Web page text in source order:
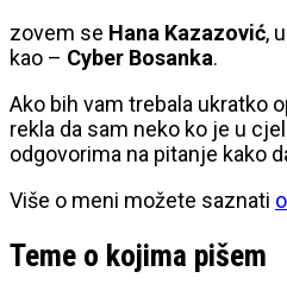
zovem se Hana Kazazović,
kao – Cyber Bosanka.
Ako bih vam trebala ukratko
rekla da sam neko ko je u
odgovorima na pitanje kako
Više o meni možete saznati
Teme o kojima pišem